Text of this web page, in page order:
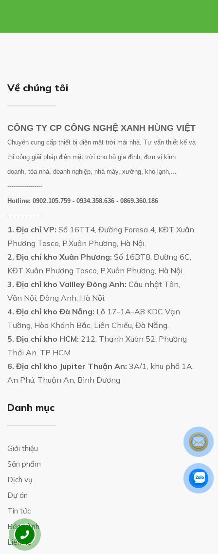
Về chúng tôi
CÔNG TY CP CÔNG NGHỆ XANH HÙNG VIỆT
Chuyên cung cấp thiết bị điện mặt trời mái nhà. Tư vấn thiết kế và
thi công giải pháp điện mặt trời cho hộ gia đình, đơn vị kinh
doanh, tòa nhà, doanh nghiệp, nhà máy, xưởng, kho lạnh,...
------------------
Hotline: 0902.105.759 - 0934.358.636 - 0869.360.186
------------------
1. Địa chỉ VP: Số 16TT4, Đường Foresa 4, KĐT Xuân
Phương Tasco, P.Xuân Phương, Hà Nội.
2. Địa chỉ kho Xuân Phương: Số 16BT8, Đường 6C,
KĐT Xuân Phương Tasco, P.Xuân Phương, Hà Nội.
3. Địa chỉ kho Vallley Đông Anh: Cầu nhật Tân,
Vân Nội, Đông Anh, Hà Nội.
4. Địa chỉ kho Đà Nẵng: Lô 17-1A-A8 KDC Vạn
Tường, Hòa Khánh Bắc, Liên Chiểu, Đà Nẵng.
5. Địa chỉ kho HCM: 212. Thạnh Xuân 52. Phường
Thới An. TP HCM
6. Địa chỉ kho Jupiter Thuận An: 3A/1, khu phố 1A,
An Phú, Thuận An, Bình Dương
Danh mục
Giới thiệu
Sản phẩm
Dịch vụ
Dự án
Tin tức
Bảo hành
Liên hệ